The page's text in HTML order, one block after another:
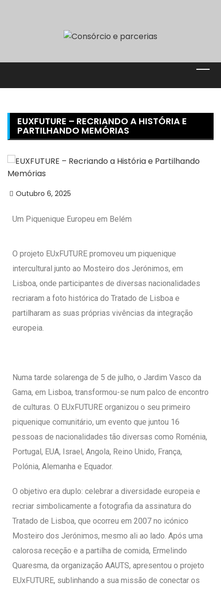
EUXFUTURE – RECRIANDO A HISTÓRIA E
PARTILHANDO MEMÓRIAS
Outubro 6, 2025
Um Piquenique Europeu em Belém
O projeto EUxFUTURE promoveu um piquenique
intercultural junto ao Mosteiro dos Jerónimos, em
Lisboa, onde participantes de diversas nacionalidades
recriaram a foto histórica do Tratado de Lisboa e
partilharam as suas próprias vivências da integração
europeia.
Numa tarde solarenga de 5 de julho, o Jardim Vasco da
Gama, em Lisboa, transformou-se num palco de encontro
de culturas. O EUxFUTURE organizou o seu primeiro
piquenique comunitário, um evento que juntou 16
pessoas de nacionalidades tão diversas como Roménia,
Portugal, EUA, Israel, Angola, Reino Unido, França,
Polónia, Alemanha e Equador.
O objetivo era duplo: celebrar a diversidade europeia e
recriar simbolicamente a fotografia da assinatura do
Tratado de Lisboa, que ocorreu em 2007 no icónico
Mosteiro dos Jerónimos, mesmo ali ao lado. Após uma
calorosa receção e a partilha de comida, Ermelindo
Quaresma, da organização AAUTS, apresentou o projeto
EUxFUTURE, sublinhando a sua missão de conectar os